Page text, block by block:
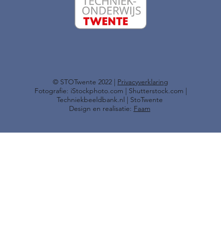
​© STOTwente 2022 | Privacyverklaring
Fotografie: iStockphoto.com | Shutterstock.com |
Techniekbeeldbank.nl | StoTwente
Design en realisatie: Faam